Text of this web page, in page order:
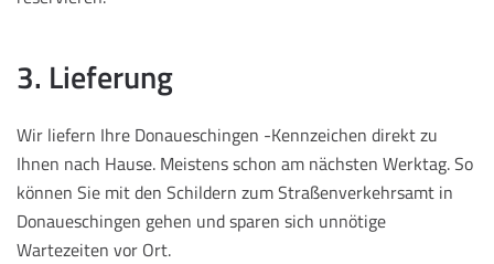
3. Lieferung
Wir liefern Ihre Donaueschingen -Kennzeichen direkt zu
Ihnen nach Hause. Meistens schon am nächsten Werktag. So
können Sie mit den Schildern zum Straßenverkehrsamt in
Donaueschingen gehen und sparen sich unnötige
Wartezeiten vor Ort.